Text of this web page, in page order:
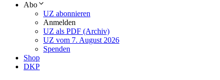
Abo
UZ abonnieren
Anmelden
UZ als PDF (Archiv)
UZ vom 7. August 2026
Spenden
Shop
DKP